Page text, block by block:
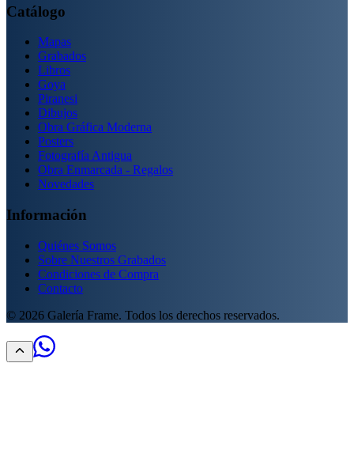
Catálogo
Mapas
Grabados
Libros
Goya
Piranesi
Dibujos
Obra Gráfica Moderna
Posters
Fotografía Antigua
Obra Enmarcada - Regalos
Novedades
Información
Quiénes Somos
Sobre Nuestros Grabados
Condiciones de Compra
Contacto
© 2026 Galería Frame. Todos los derechos reservados.